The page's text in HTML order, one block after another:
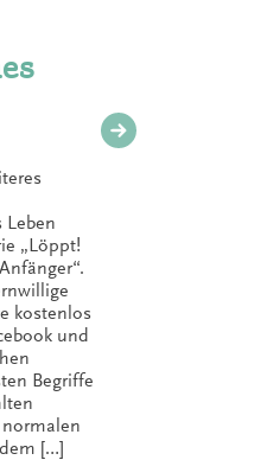
Leben
„Löppt!
kostenlos
und
Begriffe
[…]